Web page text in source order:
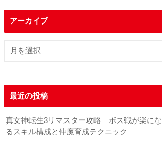
アーカイブ
最近の投稿
真女神転生3リマスター攻略｜ボス戦が楽にな
るスキル構成と仲魔育成テクニック